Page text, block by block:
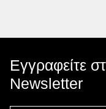
Εγγραφείτε
Newsletter